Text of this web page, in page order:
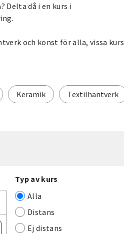
Delta då i en kurs i
och konst för alla, vissa
Keramik Textilhantverk
Typ av kurs
Alla
Distans
Ej distans